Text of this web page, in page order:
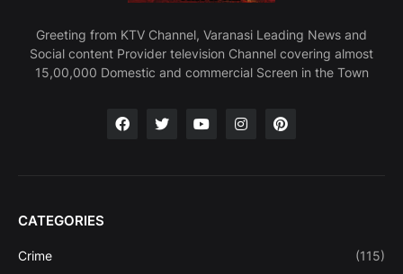
Greeting from KTV Channel, Varanasi Leading News and
Social content Provider television Channel covering almost
15,00,000 Domestic and commercial Screen in the Town
CATEGORIES
Crime (115)